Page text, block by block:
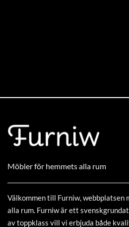
Möbler för hemmets alla rum
Välkommen till Furniw, webbplatsen
alla rum. Furniw är ett
av toppklass vill vi erbjuda både